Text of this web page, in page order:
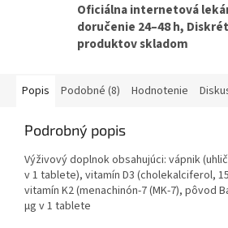
Oficiálna internetová
doručenie 24–48 h,
produktov skladom
Popis Podobné (8) Hodnotenie
Podrobný popis
Výživový doplnok obsahujúci: vápnik
v 1 tablete), vitamín D3 (cholekalciferol,
vitamín K2 (menachinón-7 (MK-7), pôvod
µg v 1 tablete